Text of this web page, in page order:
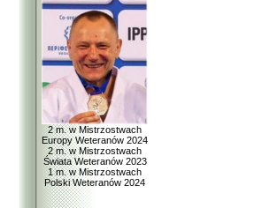
2 m. w Mistrzostwach
Europy Weteranów 2024
2 m. w Mistrzostwach
Świata Weteranów 2023
1 m. w Mistrzostwach
Polski Weteranów 2024